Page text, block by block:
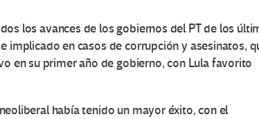
los avances de los gobiernos del PT de los
implicado en casos de corrupción y asesinatos,
en su primer año de gobierno, con Lula favorito
había tenido un mayor éxito, con el